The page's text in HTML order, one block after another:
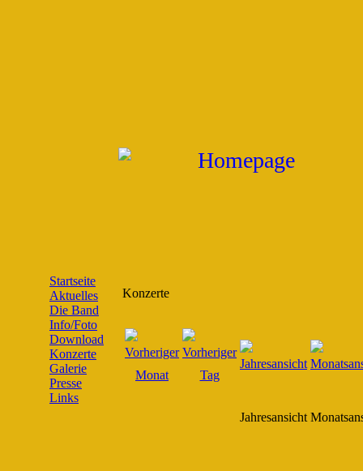
Startseite
Aktuelles
Die Band
Info/Foto
Download
Konzerte
Galerie
Presse
Links
Konzerte
Jahresansicht